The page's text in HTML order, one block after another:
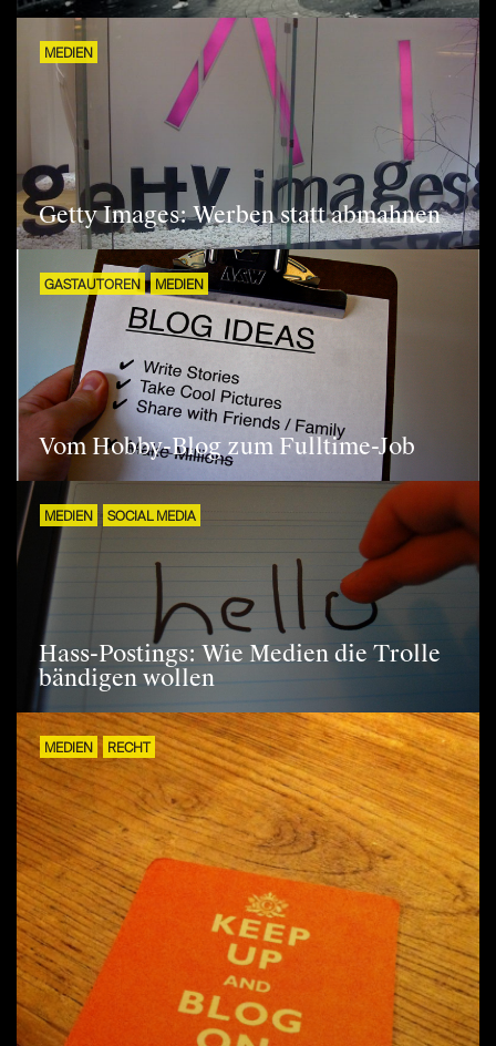
MEDIEN
Getty Images: Werben statt abmahnen
GASTAUTOREN MEDIEN
Vom Hobby-Blog zum Fulltime-Job
MEDIEN SOCIAL MEDIA
Hass-Postings: Wie Medien die Trolle
bändigen wollen
MEDIEN RECHT